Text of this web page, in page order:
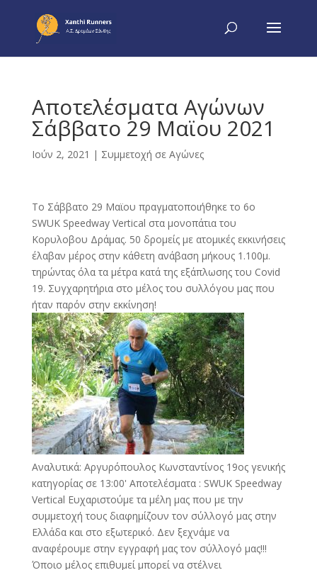
Αποτελέσματα Αγώνων
Σάββατο 29 Μαϊου 2021
Ιούν 2, 2021 | Συμμετοχή σε Αγώνες
Το Σάββατο 29 Μαϊου πραγματοποιήθηκε το 6ο
SWUK Speedway Vertical στα μονοπάτια του
Κορυλοβου Δράμας. 50 δρομείς με ατομικές εκκινήσεις
έλαβαν μέρος στην κάθετη ανάβαση μήκους 1.100μ.
τηρώντας όλα τα μέτρα κατά της εξάπλωσης του Covid
19. Συγχαρητήρια στο μέλος του συλλόγου μας που
ήταν παρόν στην εκκίνηση!
Αναλυτικά: Αργυρόπουλος Κωνσταντίνος 19ος γενικής
κατηγορίας σε 13:00' Αποτελέσματα : SWUK Speedway
Vertical Ευχαριστούμε τα μέλη μας που με την
συμμετοχή τους διαφημίζουν τον σύλλογό μας στην
Ελλάδα και στο εξωτερικό. Δεν ξεχνάμε να
αναφέρουμε στην εγγραφή μας τον σύλλογό μας!!!
Όποιο μέλος επιθυμεί μπορεί να στέλνει